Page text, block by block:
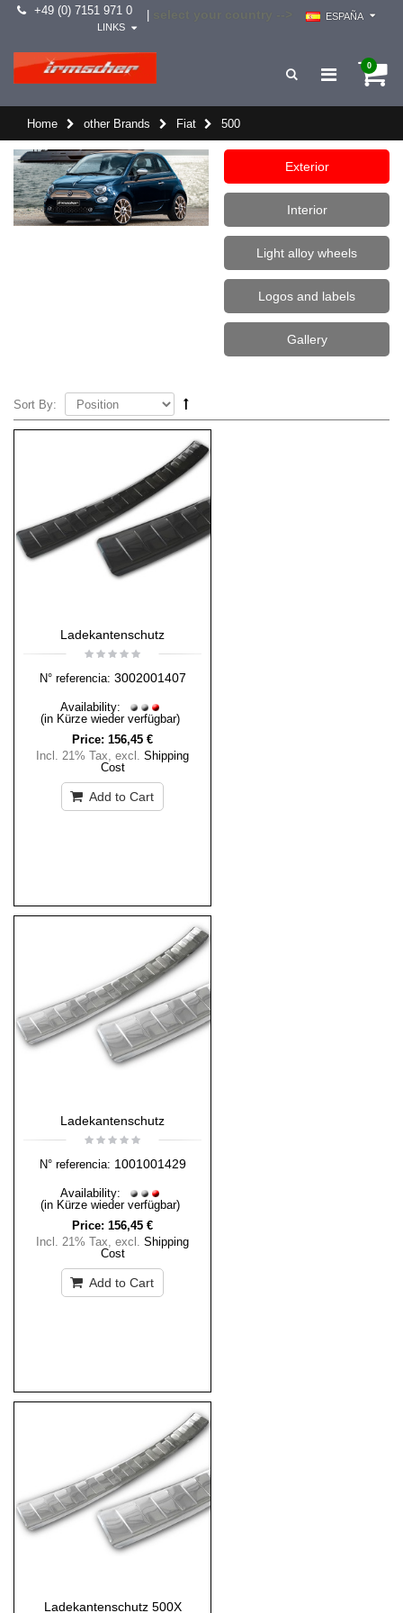
+49 (0) 7151 971 0
ESPAÑA
LINKS
0
Home other Brands Fiat 500
Exterior
Interior
Light alloy wheels
Logos and labels
Gallery
Sort By:
Ladekantenschutz
N° referencia: 3002001407
Availability:
(in Kürze wieder verfügbar)
Price: 156,45 €
Incl. 21% Tax, excl. Shipping
Cost
Add to Cart
Ladekantenschutz
N° referencia: 1001001429
Availability:
(in Kürze wieder verfügbar)
Price: 156,45 €
Incl. 21% Tax, excl. Shipping
Cost
Add to Cart
Ladekantenschutz 500X